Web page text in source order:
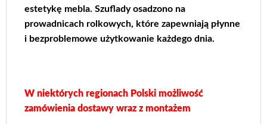
estetykę mebla. Szuflady osadzono na
prowadnicach rolkowych, które zapewniają płynne
i bezproblemowe użytkowanie każdego dnia.
W niektórych regionach Polski możliwość
zamówienia dostawy wraz z montażem